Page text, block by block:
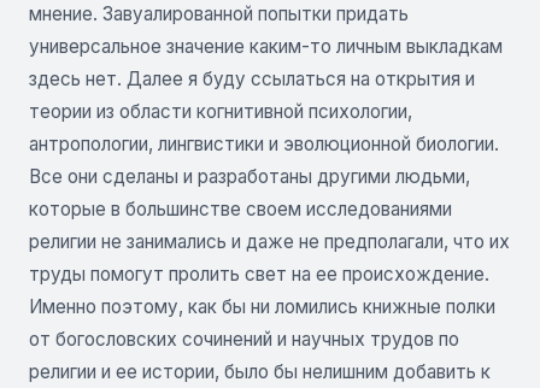
мнение. Завуалированной попытки придать
универсальное значение каким-то личным выкладкам
здесь нет. Далее я буду ссылаться на открытия и
теории из области когнитивной психологии,
антропологии, лингвистики и эволюционной биологии.
Все они сделаны и разработаны другими людьми,
которые в большинстве своем исследованиями
религии не занимались и даже не предполагали, что их
труды помогут пролить свет на ее происхождение.
Именно поэтому, как бы ни ломились книжные полки
от богословских сочинений и научных трудов по
религии и ее истории, было бы нелишним добавить к